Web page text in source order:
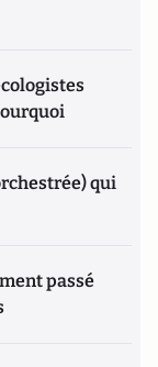
qui
passé